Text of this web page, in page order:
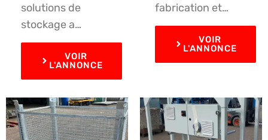
solutions de
stockage a…
VOIR
L'ANNONCE
fabrication et…
VOIR
L'ANNONCE